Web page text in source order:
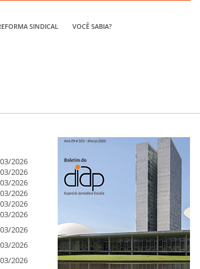
SINDICAL VOCÊ SABIA?
2026
2026
2026
2026
2026
2026
2026
2026
2026